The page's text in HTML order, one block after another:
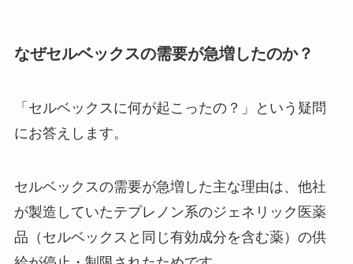
なぜセルベックスの需要が急増したのか？
「セルベックスに何が起こったの？」という疑問
にお答えします。
セルベックスの需要が急増した主な理由は、他社
が製造していたテプレノン系のジェネリック医薬
品（セルベックスと同じ有効成分を含む薬）の供